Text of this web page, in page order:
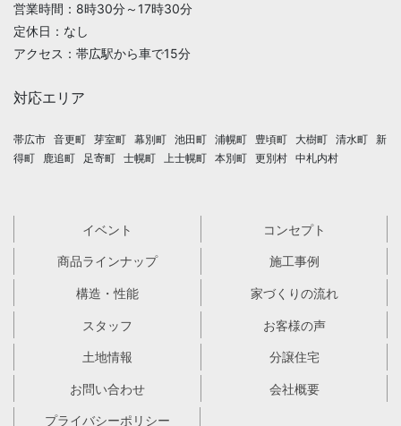
営業時間：8時30分～17時30分
定休日：なし
アクセス：帯広駅から車で15分
対応エリア
帯広市 音更町 芽室町 幕別町 池田町 浦幌町 豊頃町 大樹町 清水町 新
得町
鹿追町 足寄町 士幌町 上士幌町 本別町 更別村 中札内村
イベント コンセプト
商品ラインナップ 施工事例
構造・性能 家づくりの流れ
スタッフ お客様の声
土地情報 分譲住宅
お問い合わせ 会社概要
プライバシーポリシー